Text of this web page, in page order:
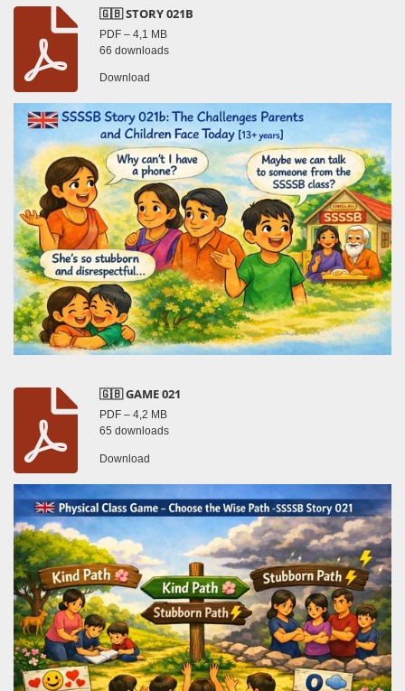
🇬🇧 STORY 021B
PDF – 4,1 MB
66 downloads
Download
🇬🇧 GAME 021
PDF – 4,2 MB
65 downloads
Download